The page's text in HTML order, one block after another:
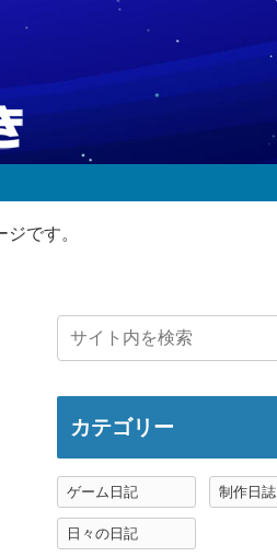
です。
カテゴリー
ゲーム日記 制作日誌
日々の日記